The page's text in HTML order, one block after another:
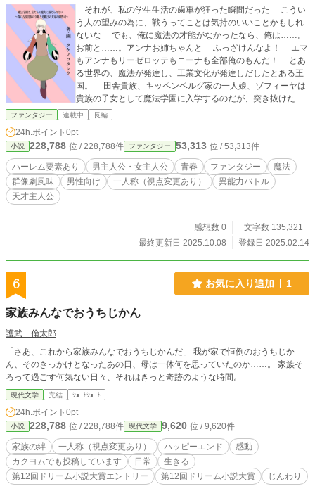
それが、私の学生生活の歯車が狂った瞬間だった こうい
う人の望みの為に、戦うってことは気持のいいことかもしれ
ないな でも、俺に魔法の才能がなかったなら、俺は……。
お前と……。アンナお姉ちゃんと ふっざけんなよ！ エマ
もアンナもリーゼロッテもニーナも全部俺のもんだ！ とあ
る世界の、魔法が発達し、工業文化が発達しだしたとある王
国。 田舎貴族、キッペンベルグ家の一人娘、ゾフィーヤは
貴族の子女として魔法学園に入学するのだが、突き抜けた魔
力量が発覚してしまう。 入学から1ヶ月経った現在、クラ
1人、トップ5のレオンを中心にまとまっていた。 ある日、
疎外感から登校を拒否したゾフィーヤは、付き人に促される
まま表通りに出てると、同じトップ5のティガー、その恋人の
エマと出会う。 そんな裏でティガーは悪友にして同じトッ
プ5のニーナと共に悪魔の召喚を行ってしまう。 リーゼロ
間学園ではある事件が！ 「私と婚約破棄して頂く！」 「ふざ
けるな！」 ある一組の貴族の不和から学園は危機に陥る。
た。 学園、そこを飛び出したトップ5どもが大暴れする学
園ファンタジーコメディー。群像劇風味。
ファンタジー 連載中 長編
24h.ポイント 0pt
小説 228,788 位 / 228,788件 ファンタジー 53,313 位 / 53,313件
ハーレム要素あり 男主人公・女主人公 青春 ファンタジー
魔法
群像劇風味
男性向け 一人称（視点変更あり）
異能力バトル
天才主人公
感想数 0
文字数 135,321
最終更新日 2025.10.08
登録日 2025.02.14
6 お気に入り追加 1
家族みんなでおうちじかん
護武 倫太郎
「さあ、これから家族みんなでおうちじかんだ」 我が家で恒例のおうちじか
ん、そのきっかけとなったあの日、母は一体何を思っていたのか……。 家族そ
ろって過ごす何気ない日々、それはきっと奇跡のような時間。
現代文学 完結 ｼｮｰﾄｼｮｰﾄ
24h.ポイント 0pt
小説 228,788 位 / 228,788件 現代文学 9,620 位 / 9,620件
家族の絆 一人称（視点変更あり） ハッピーエンド
感動
カクヨムでも投稿しています
日常
生きる
第12回ドリーム小説大賞エントリー
第12回ドリーム小説大賞 じんわり